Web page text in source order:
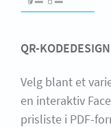
QR-KODEDESIGN
Velg blant et
en interaktiv
prisliste i PDF-